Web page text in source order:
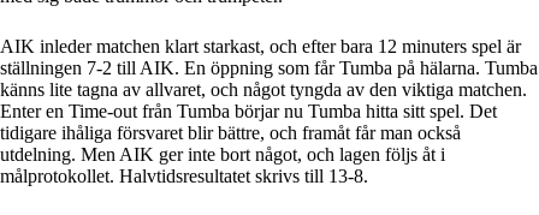
AIK inleder matchen klart starkast, och efter bara 12 minuters spel är
ställningen 7-2 till AIK. En öppning som får Tumba på hälarna. Tumba
känns lite tagna av allvaret, och något tyngda av den viktiga matchen.
Enter en Time-out från Tumba börjar nu Tumba hitta sitt spel. Det
tidigare ihåliga försvaret blir bättre, och framåt får man också
utdelning. Men AIK ger inte bort något, och lagen följs åt i
målprotokollet. Halvtidsresultatet skrivs till 13-8.